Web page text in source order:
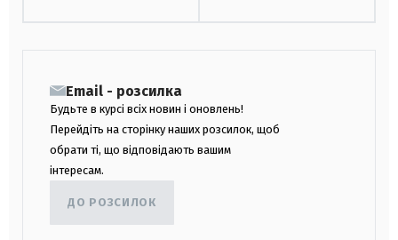
Email - розсилка
Будьте в курсі всіх новин і оновлень!
Перейдіть на сторінку наших розсилок, щоб
обрати ті, що відповідають вашим
інтересам.
ДО РОЗСИЛОК